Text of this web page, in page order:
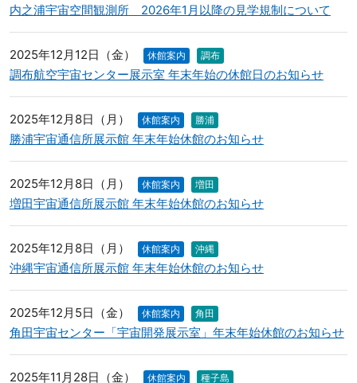
内之浦宇宙空間観測所 2026年1月以降の見学規制について
2025年12月12日（金） 休館案内 調布
調布航空宇宙センター展示室 年末年始の休館日のお知らせ
2025年12月8日（月） 休館案内 勝浦
勝浦宇宙通信所展示館 年末年始休館のお知らせ
2025年12月8日（月） 休館案内 増田
増田宇宙通信所展示館 年末年始休館のお知らせ
2025年12月8日（月） 休館案内 沖縄
沖縄宇宙通信所展示館 年末年始休館のお知らせ
2025年12月5日（金） 休館案内 角田
角田宇宙センター「宇宙開発展示室」年末年始休館のお知らせ
2025年11月28日（金） 休館案内 種子島